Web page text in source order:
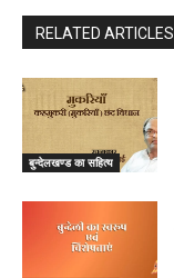
RELATED ARTICLES
बुन्देलखण्ड का सहित्य